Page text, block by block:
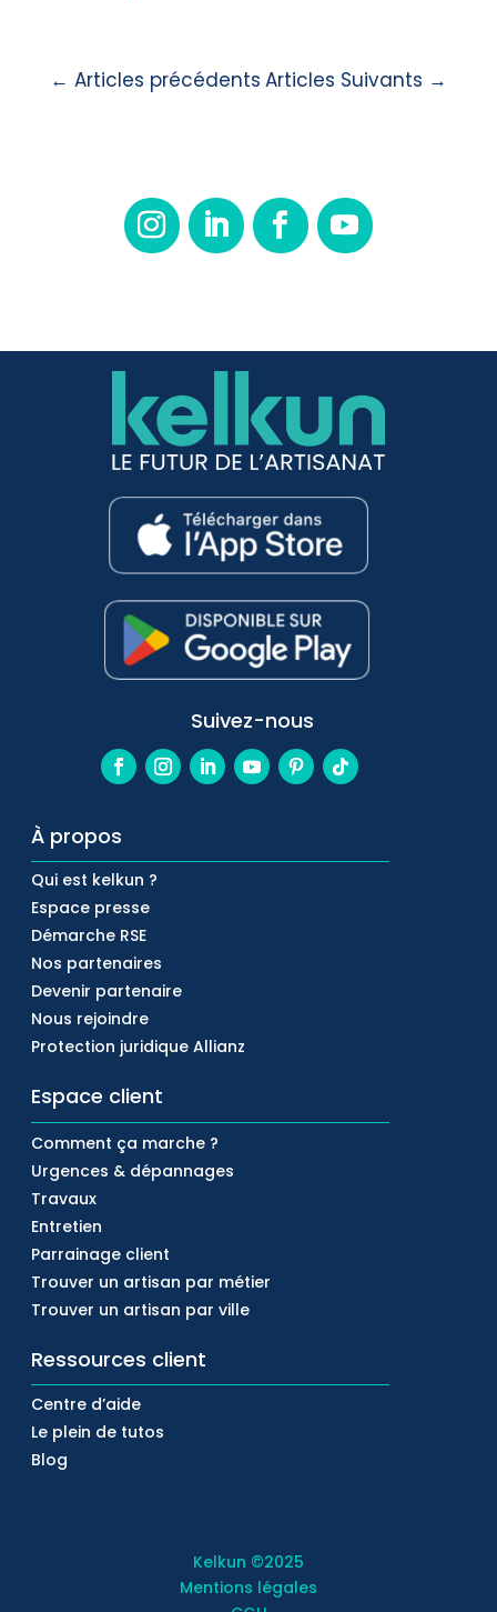
← Articles précédents Articles Suivants →
Suivez-nous
À propos
Qui est kelkun ?
Espace presse
Démarche RSE
Nos partenaires
Devenir partenaire
Nous rejoindre
Protection juridique Allianz
Espace client
Comment ça marche ?
Urgences & dépannages
Travaux
Entretien
Parrainage client
Trouver un artisan par métier
Trouver un artisan par ville
Ressources client
Centre d’aide
Le plein de tutos
Blog
Kelkun ©2025
Mentions légales